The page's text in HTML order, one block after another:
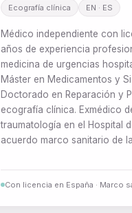
Ecografía clínica
EN · ES
Médico independiente con
años de experiencia
medicina de urgencias
Máster en Medicamentos y
Doctorado en Reparación y
ecografía clínica. Exmédico
traumatología en el Hospital
acuerdo marco sanitario de
Con licencia en España · Marco